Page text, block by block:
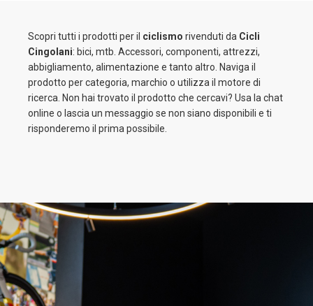
Scopri tutti i prodotti per il ciclismo rivenduti da Cicli
Cingolani: bici, mtb. Accessori, componenti, attrezzi,
abbigliamento, alimentazione e tanto altro. Naviga il
prodotto per categoria, marchio o utilizza il motore di
ricerca. Non hai trovato il prodotto che cercavi? Usa la chat
online o lascia un messaggio se non siano disponibili e ti
risponderemo il prima possibile.